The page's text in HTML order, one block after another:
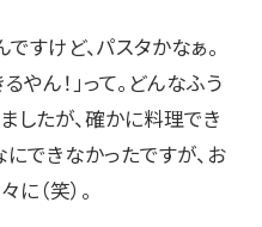
すけど、パスタかなぁ。
やん！」って。どんなふう
たが、確かに料理でき
にできなかったですが、お
（笑）。